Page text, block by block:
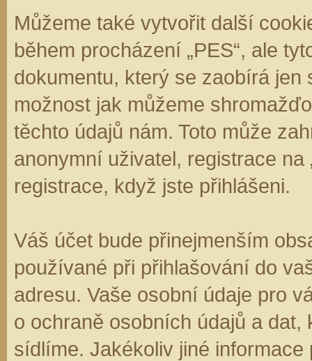
Můžeme také vytvořit další
během procházení „PES“, ale
dokumentu, který se zaobírá jen
možnost jak můžeme
těchto údajů nám. Toto může
anonymní uživatel, registrace
registrace, když jste přihlášeni.
Váš účet bude přinejmenším
používané při přihlašování do
adresu. Vaše osobní údaje pro
o ochraně osobních údajů a
sídlíme. Jakékoliv jiné informace